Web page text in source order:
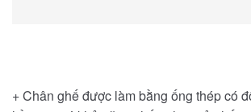
+ Chân ghế được làm bằng ống thép có